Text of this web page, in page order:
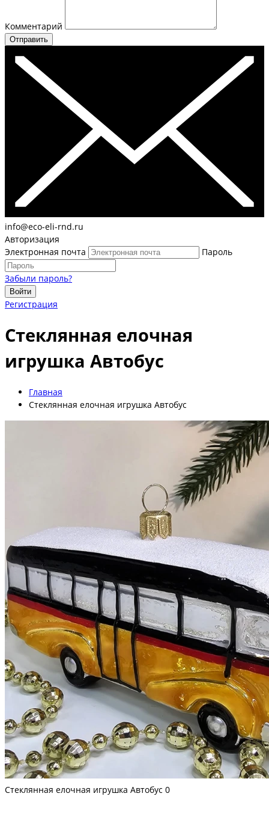
Комментарий
Отправить
info@eco-eli-rnd.ru
Авторизация
Электронная почта
Пароль
Забыли пароль?
Войти
Регистрация
Стеклянная елочная
игрушка Автобус
Главная
Стеклянная елочная игрушка Автобус
Стеклянная елочная игрушка Автобус 0